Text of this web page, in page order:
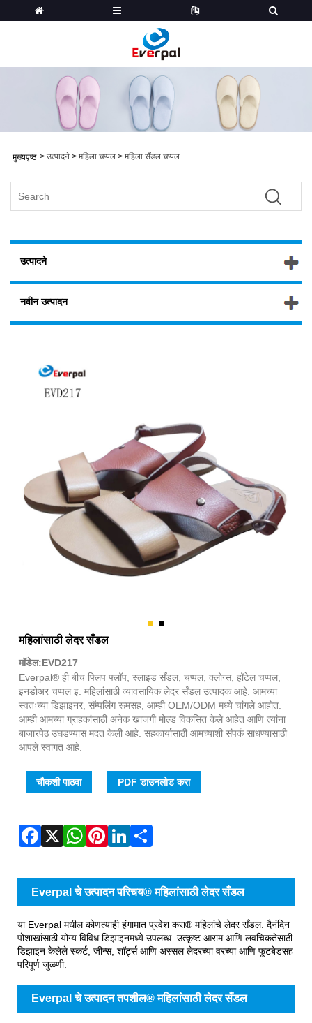
मुख्यपृष्ठ > उत्पादने > महिला चप्पल > महिला सँडल चप्पल
उत्पादने
नवीन उत्पादन
महिलांसाठी लेदर सँडल
मॉडेल:EVD217
Everpal® ही बीच फ्लिप फ्लॉप, स्लाइड सँडल, चप्पल, क्लोग्स, हॉटेल चप्पल,
इनडोअर चप्पल इ. महिलांसाठी व्यावसायिक लेदर सँडल उत्पादक आहे. आमच्या
स्वतःच्या डिझाइनर, सॅम्पलिंग रूमसह, आम्ही OEM/ODM मध्ये चांगले आहोत.
आम्ही आमच्या ग्राहकांसाठी अनेक खाजगी मोल्ड विकसित केले आहेत आणि त्यांना
बाजारपेठ उघडण्यास मदत केली आहे. सहकार्यासाठी आमच्याशी संपर्क साधण्यासाठी
आपले स्वागत आहे.
चौकशी पाठवा PDF डाउनलोड करा
Everpal चे उत्पादन परिचय® महिलांसाठी लेदर सँडल
या Everpal मधील कोणत्याही हंगामात प्रवेश करा® महिलांचे लेदर सँडल. दैनंदिन
पोशाखांसाठी योग्य विविध डिझाइनमध्ये उपलब्ध. उत्कृष्ट आराम आणि लवचिकतेसाठी
डिझाइन केलेले स्कर्ट, जीन्स, शॉर्ट्स आणि अस्सल लेदरच्या वरच्या आणि फूटबेडसह
परिपूर्ण जुळणी.
Everpal चे उत्पादन तपशील® महिलांसाठी लेदर सँडल